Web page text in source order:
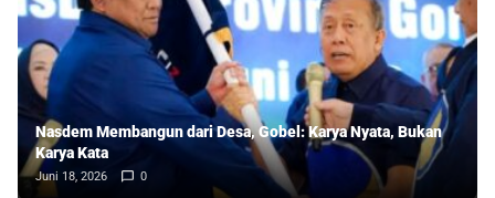
Nasdem Membangun dari Desa, Gobel: Karya Nyata, Bukan
Karya Kata
Juni 18, 2026 0